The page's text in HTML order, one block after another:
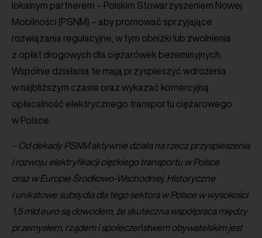
lokalnym partnerem – Polskim Stowarzyszeniem Nowej
Mobilności (PSNM) – aby promować sprzyjające
rozwiązania regulacyjne, w tym obniżki lub zwolnienia
z opłat drogowych dla ciężarówek bezemisyjnych.
Wspólnie działania te mają przyspieszyć wdrożenia
w najbliższym czasie oraz wykazać komercyjną
opłacalność elektrycznego transportu ciężarowego
w Polsce.
– Od dekady PSNM aktywnie działa na rzecz przyspieszenia
i rozwoju elektryfikacji ciężkiego transportu w Polsce
oraz w Europie Środkowo-Wschodniej. Historyczne
i unikatowe subsydia dla tego sektora w Polsce w wysokości
1,5 mld euro są dowodem, że skuteczna współpraca między
przemysłem, rządem i społeczeństwem obywatelskim jest